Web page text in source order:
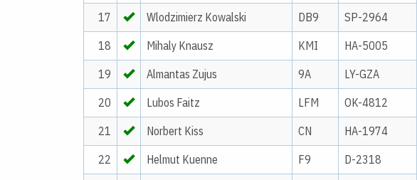
17
Wlodzimierz Kowalski DB9 SP-2964
18
Mihaly Knausz KMI HA-5005
19
Almantas Zujus 9A LY-GZA
20
Lubos Faitz LFM OK-4812
21
Norbert Kiss CN HA-1974
22
Helmut Kuenne F9 D-2318